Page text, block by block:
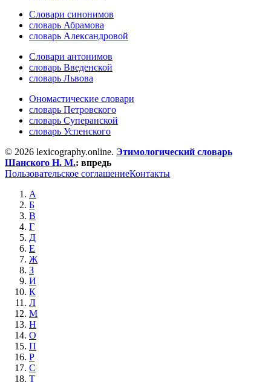
Словари синонимов
словарь Абрамова
словарь Александровой
Словари антонимов
словарь Введенской
словарь Львова
Ономастические словари
словарь Петровского
словарь Суперанской
словарь Успенского
© 2026 lexicography.online. Этимологический словарь
Шанского Н. М.: впредь
Пользовательское соглашениеКонтакты
А
Б
В
Г
Д
Е
Ж
З
И
К
Л
М
Н
О
П
Р
С
Т